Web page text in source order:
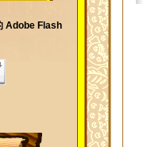
Adobe Flash